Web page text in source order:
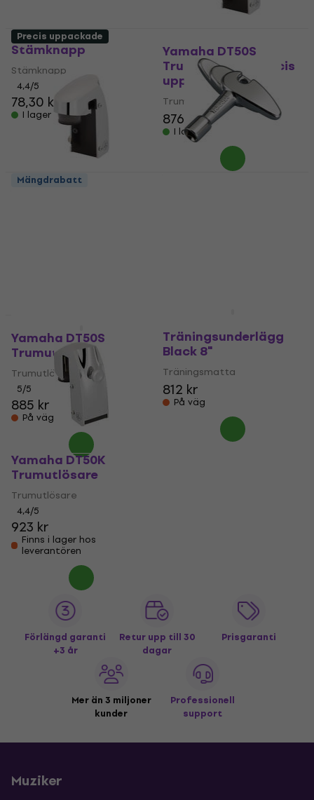
Yamaha DK15
Stämknapp
Stämknapp
4,4/5
78,30 kr
I lager för E-shop
Yamaha DT50S
Trumutlösare (Precis
uppackade)
Trumutlösare
876 kr
I lager för E-shop
Precis uppackade
Mängdrabatt
Yamaha DT50S
Trumutlösare
Trumutlösare
5/5
885 kr
På väg
Träningsunderlägg
Black 8"
Träningsmatta
812 kr
På väg
Yamaha DT50K
Trumutlösare
Trumutlösare
4,4/5
923 kr
Finns i lager hos
leverantören
Förlängd garanti
+3 år
Retur upp till 30
dagar
Prisgaranti
Mer än 3 miljoner
kunder
Professionell
support
Muziker